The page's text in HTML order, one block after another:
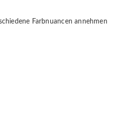
Farbnuancen annehmen